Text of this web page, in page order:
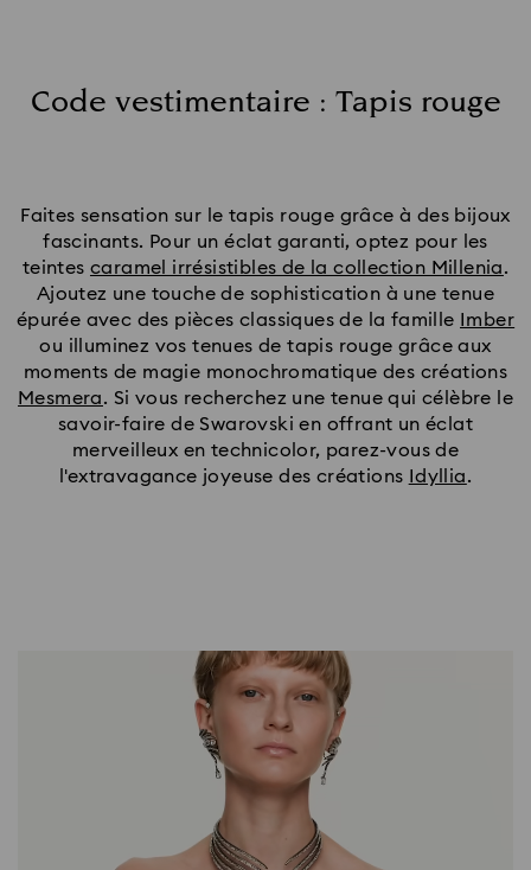
Code vestimentaire : Tapis rouge
Faites sensation sur le tapis rouge grâce à des bijoux
fascinants. Pour un éclat garanti, optez pour les
teintes caramel irrésistibles de la collection Millenia.
Ajoutez une touche de sophistication à une tenue
épurée avec des pièces classiques de la famille
Imber
ou illuminez vos tenues de tapis rouge grâce aux
moments de magie monochromatique des créations
Mesmera. Si vous recherchez une tenue qui célèbre le
savoir-faire de Swarovski en offrant un éclat
merveilleux en technicolor, parez-vous de
l'extravagance joyeuse des créations
Idyllia.